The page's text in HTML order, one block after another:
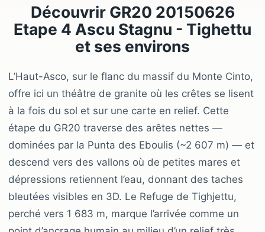
Découvrir GR20 20150626
Etape 4 Ascu Stagnu - Tighettu
et ses environs
L’Haut-Asco, sur le flanc du massif du Monte Cinto,
offre ici un théâtre de granite où les crêtes se lisent
à la fois du sol et sur une carte en relief. Cette
étape du GR20 traverse des arêtes nettes —
dominées par la Punta des Eboulis (~2 607 m) — et
descend vers des vallons où de petites mares et
dépressions retiennent l’eau, donnant des taches
bleutées visibles en 3D. Le Refuge de Tighjettu,
perché vers 1 683 m, marque l’arrivée comme un